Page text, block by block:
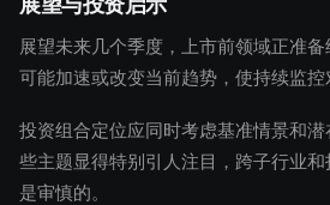
展望未来几个季度，上市前领域正准
可能加速或改变当前趋势，使持续监控
投资组合定位应同时考虑基准情景和
些主题显得特别引人注目，跨子行业
是审慎的。